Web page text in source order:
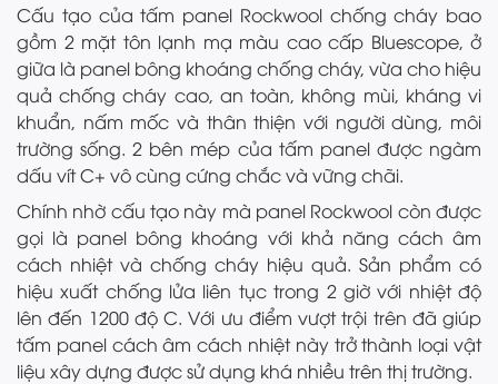
Cấu tạo của tấm panel Rockwool chống cháy ​​​bao
gồm 2 mặt tôn lạnh mạ màu cao cấp Bluescope, ở
giữa là panel bông khoáng chống cháy, vừa cho hiệu
quả chống cháy cao, an toàn, không mùi, kháng vi
khuẩn, nấm mốc và thân thiện với người dùng, môi
trường sống. 2 bên mép của tấm panel được ngàm
dấu vít C+ vô cùng cứng chắc và vững chãi.
Chính nhờ cấu tạo này mà panel Rockwool còn được
gọi là panel bông khoáng với khả năng cách âm
cách nhiệt và chống cháy hiệu quả. Sản phẩm có
hiệu xuất chống lửa liên tục trong 2 giờ với nhiệt độ
lên đến 1200 độ C. Với ưu điểm vượt trội trên đã giúp
tấm panel cách âm cách nhiệt này trở thành loại vật
liệu xây dựng được sử dụng khá nhiều trên thị trường.